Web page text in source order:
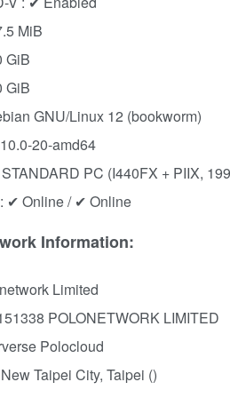
MiB
GiB
GiB
GNU/Linux 12 (bookworm)
20-amd64
PC (I440FX + PIIX,
✔ Online / ✔ Online
Information:
Limited
POLONETWORK LIMITED
Polocloud
Taipei City, Taipei ()